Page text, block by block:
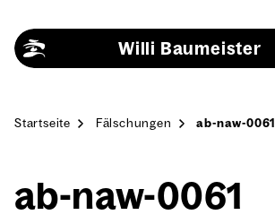
Willi Baumeister
Start­sei­te Fäl­schun­gen ab-naw-0061
ab-naw-0061